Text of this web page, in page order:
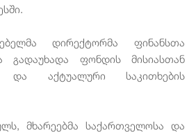
დირექტორმა ფინანსთა
გადაუხადა ფონდის მისიასთან
და აქტუალური საკითხების
მხარეებმა საქართველოსა და